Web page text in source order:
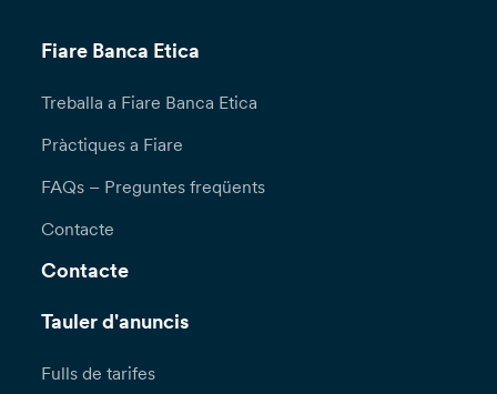
Fiare Banca Etica
Treballa a Fiare Banca Etica
Pràctiques a Fiare
FAQs – Preguntes freqüents
Contacte
Contacte
Tauler d'anuncis
Fulls de tarifes